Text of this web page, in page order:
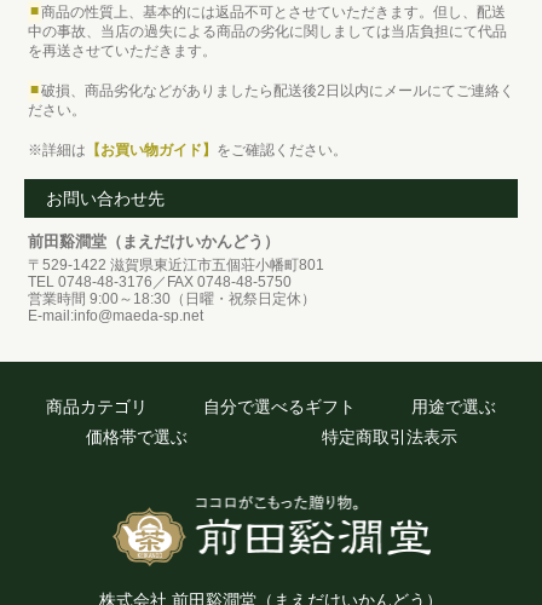
■商品の性質上、基本的には返品不可とさせていただきます。但し、配送
中の事故、当店の過失による商品の劣化に関しましては当店負担にて代品
を再送させていただきます。
■破損、商品劣化などがありましたら配送後2日以内にメールにてご連絡く
ださい。
※詳細は 【お買い物ガイド】 をご確認ください。
お問い合わせ先
前田谿澗堂（まえだけいかんどう）
〒529-1422 滋賀県東近江市五個荘小幡町801
TEL 0748-48-3176／FAX 0748-48-5750
営業時間 9:00～18:30（日曜・祝祭日定休）
E-mail:info@maeda-sp.net
商品カテゴリ 自分で選べるギフト
用途で選ぶ
価格帯で選ぶ
特定商取引法表示
株式会社 前田谿澗堂（まえだけいかんどう）